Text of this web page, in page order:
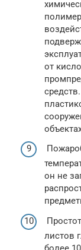
от
он не
листов